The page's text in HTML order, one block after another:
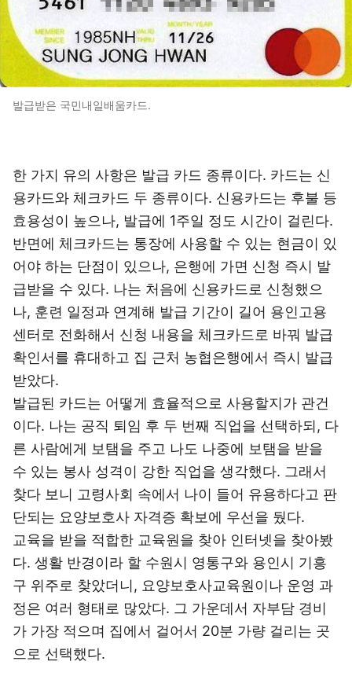
발급받은 국민내일배움카드.
한 가지 유의 사항은 발급 카드 종류이다. 카드는 신
용카드와 체크카드 두 종류이다. 신용카드는 후불 등
효용성이 높으나, 발급에 1주일 정도 시간이 걸린다.
반면에 체크카드는 통장에 사용할 수 있는 현금이 있
어야 하는 단점이 있으나, 은행에 가면 신청 즉시 발
급받을 수 있다. 나는 처음에 신용카드로 신청했으
나, 훈련 일정과 연계해 발급 기간이 길어 용인고용
센터로 전화해서 신청 내용을 체크카드로 바꿔 발급
확인서를 휴대하고 집 근처 농협은행에서 즉시 발급
받았다.
발급된 카드는 어떻게 효율적으로 사용할지가 관건
이다. 나는 공직 퇴임 후 두 번째 직업을 선택하되, 다
른 사람에게 보탬을 주고 나도 나중에 보탬을 받을
수 있는 봉사 성격이 강한 직업을 생각했다. 그래서
찾다 보니 고령사회 속에서 나이 들어 유용하다고 판
단되는 요양보호사 자격증 확보에 우선을 뒀다.
교육을 받을 적합한 교육원을 찾아 인터넷을 찾아봤
다. 생활 반경이라 할 수원시 영통구와 용인시 기흥
구 위주로 찾았더니, 요양보호사교육원이나 운영 과
정은 여러 형태로 많았다. 그 가운데서 자부담 경비
가 가장 적으며 집에서 걸어서 20분 가량 걸리는 곳
으로 선택했다.